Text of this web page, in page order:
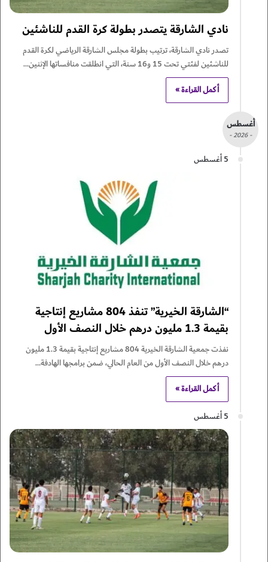
نادي الشارقة يتصدر بطولة كرة القدم للناشئين
تصدر نادي الشارقة، ترتيب بطولة مجلس الشارقة الرياضي لكرة القدم
للناشئين لفئتي تحت 15 و16 سنة، التي انطلقت منافساتها الإثنين…
أكمل القراءة »
أغسطس
- 2026 -
5 أغسطس
“الشارقة الخيرية” تنفذ 804 مشاريع إنتاجية
بقيمة 1.3 مليون درهم خلال النصف الأول
نفذت جمعية الشارقة الخيرية 804 مشاريع إنتاجية بقيمة 1.3 مليون
درهم خلال النصف الأول من العام الحالي، ضمن برامجها الهادفة…
أكمل القراءة »
5 أغسطس